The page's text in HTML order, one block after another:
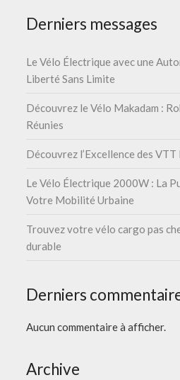
Derniers messages
Le Vélo Électrique avec une
Liberté Sans Limite
Découvrez le Vélo Makadam :
Réunies
Découvrez l’Excellence des
Le Vélo Électrique 2000W : La
Votre Mobilité Urbaine
Trouvez votre vélo cargo pas
durable
Derniers
Aucun commentaire à afficher.
Archive